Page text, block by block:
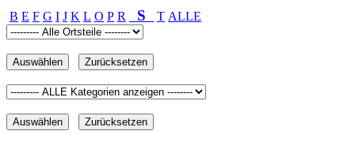
B E F G I J K L O P R S T ALLE